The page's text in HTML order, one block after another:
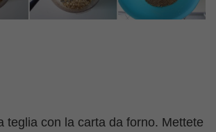
teglia con la carta da forno. Mettete